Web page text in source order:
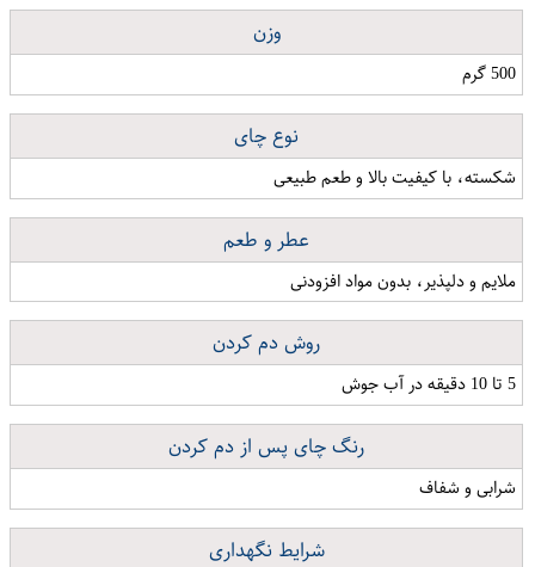
وزن
500 گرم
نوع چای
شکسته، با کیفیت بالا و طعم طبیعی
عطر و طعم
ملایم و دلپذیر، بدون مواد افزودنی
روش دم کردن
5 تا 10 دقیقه در آب جوش
رنگ چای پس از دم کردن
شرابی و شفاف
شرایط نگهداری